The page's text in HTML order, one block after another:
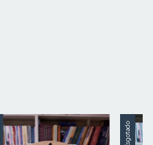
Esgotado